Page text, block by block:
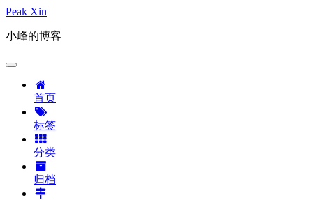
Peak Xin
小峰的博客
首页
标签
分类
归档